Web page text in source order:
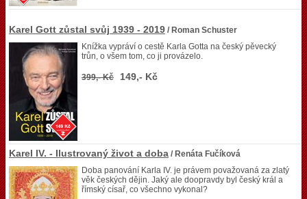
Karel Gott zůstal svůj 1939 - 2019 / Roman Schuster
Knížka vypráví o cestě Karla Gotta na český pěvecký
trůn, o všem tom, co ji provázelo.
399,- Kč 149,- Kč
Karel IV. - Ilustrovaný život a doba / Renáta Fučíková
Doba panování Karla IV. je právem považovaná za zlatý
věk českých dějin. Jaký ale doopravdy byl český král a
římský císař, co všechno vykonal?